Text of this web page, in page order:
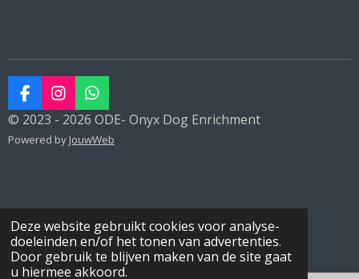
Deze website gebruikt cookies voor analyse-
doeleinden en/of het tonen van advertenties.
Door gebruik te blijven maken van de site gaat
u hiermee akkoord.
F
a
c
e
k
I
n
s
t
a
m
W
h
a
t
p
© 2023 - 2026 ODE- Onyx Dog Enrichment
Powered by JouwWeb